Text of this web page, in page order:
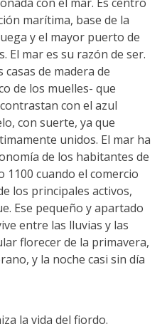
con el mar. Es centro
marítima, base de la
y el mayor puerto de
El mar es su razón de ser.
de madera de
de los muelles- que
con el azul
con suerte, ya que
unidos. El mar ha
de los habitantes de
1100 cuando el comercio
los principales activos,
Ese pequeño y apartado
entre las lluvias y las
florecer de la primavera,
y la noche casi sin día
la vida del fiordo.